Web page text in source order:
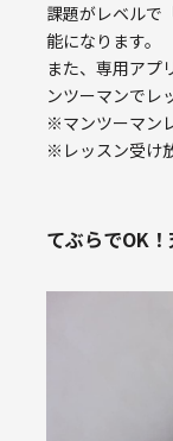
課題がレベルで
能になります。
また、専用アプ
ンツーマンでレ
※マンツーマン
※レッスン受け
てぶらでOK